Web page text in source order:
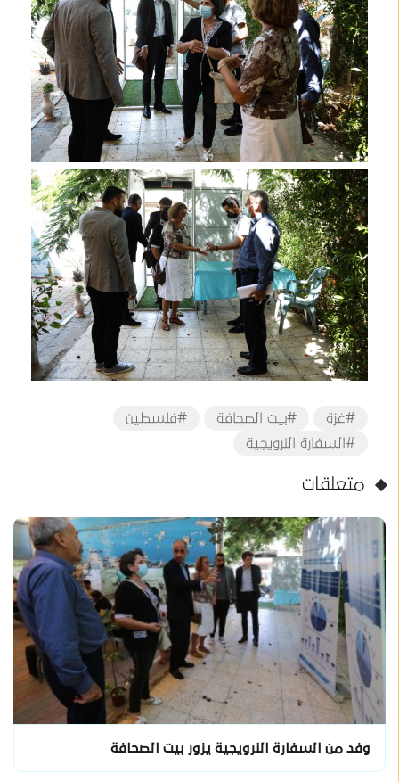
#غزة #بيت الصحافة
#فلسطين
#السفارة النرويجية
متعلقات
وفد من السفارة النرويجية يزور بيت الصحافة